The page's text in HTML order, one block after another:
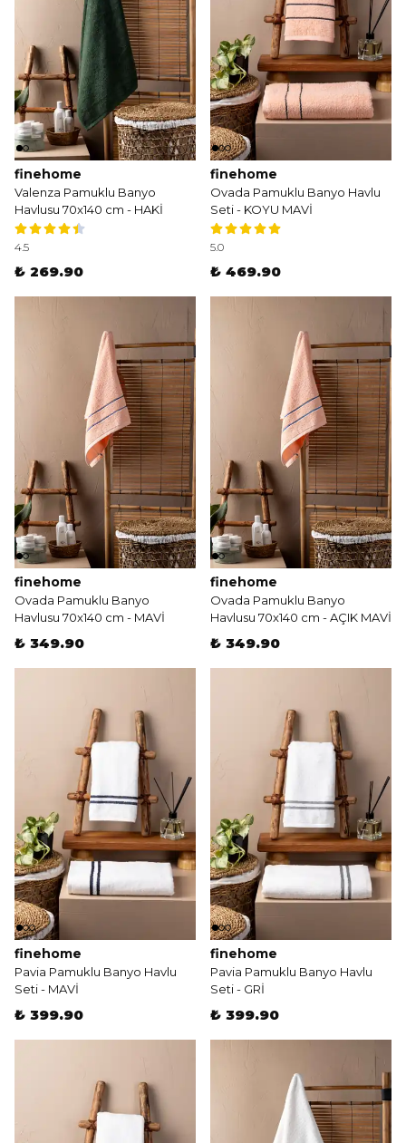
finehome
Valenza Pamuklu Banyo
Havlusu 70x140 cm - HAKİ
4.5
₺ 269.90
finehome
Ovada Pamuklu Banyo Havlu
Seti - KOYU MAVİ
5.0
₺ 469.90
finehome
Ovada Pamuklu Banyo
Havlusu 70x140 cm - MAVİ
₺ 349.90
finehome
Ovada Pamuklu Banyo
Havlusu 70x140 cm - AÇIK MAVİ
₺ 349.90
finehome
Pavia Pamuklu Banyo Havlu
Seti - MAVİ
₺ 399.90
finehome
Pavia Pamuklu Banyo Havlu
Seti - GRİ
₺ 399.90